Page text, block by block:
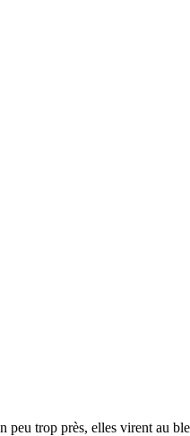
trop près, elles virent au